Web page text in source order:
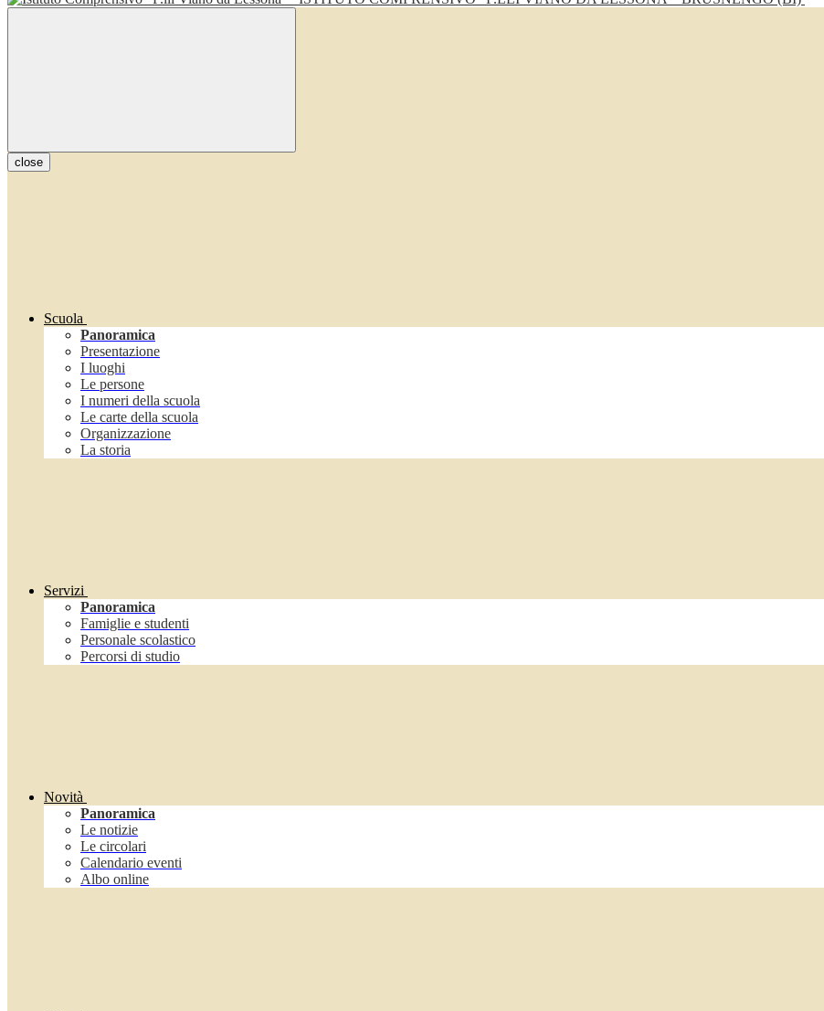
close
Scuola
Panoramica
Presentazione
I luoghi
Le persone
I numeri della scuola
Le carte della scuola
Organizzazione
La storia
Servizi
Panoramica
Famiglie e studenti
Personale scolastico
Percorsi di studio
Novità
Panoramica
Le notizie
Le circolari
Calendario eventi
Albo online